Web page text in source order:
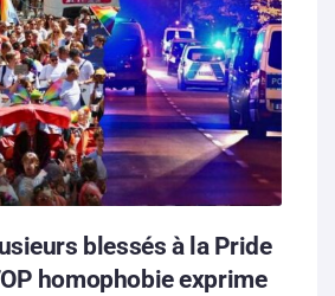
blessés à la Pride
homophobie exprime